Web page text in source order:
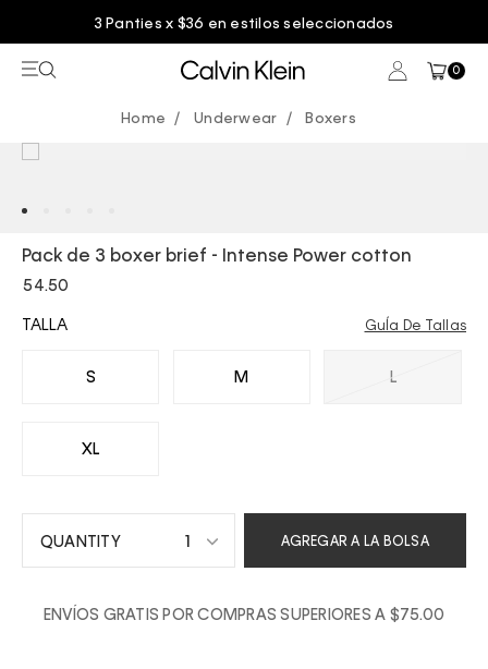
3 Panties x $36 en estilos seleccionados
0
Underwear Boxers
Pack de 3 boxer brief - Intense Power cotton
54.50
TALLA
S M L
XL
GuÍa De Tallas
1
2
AGREGAR A LA BOLSA
ENVÍOS GRATIS POR COMPRAS SUPERIORES A $75.00